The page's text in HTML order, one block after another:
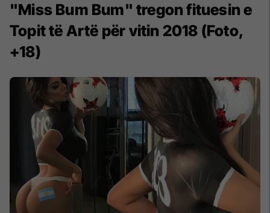
"Miss Bum Bum" tregon fituesin e
Topit të Artë për vitin 2018 (Foto,
+18)